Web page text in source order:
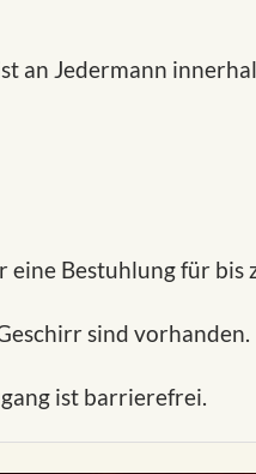
an Jedermann
Bestuhlung für bis
sind vorhanden.
ist barrierefrei.